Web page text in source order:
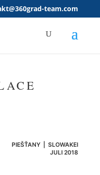
team.com
PIEŠŤANY
SLOWAKEI
JULI 2018